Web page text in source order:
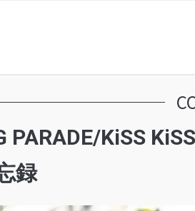
PARADE/KiSS
録